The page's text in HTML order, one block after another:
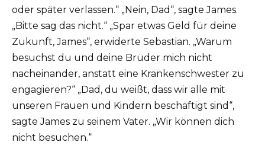
oder später verlassen.“ „Nein, Dad“, sagte James.
„Bitte sag das nicht.“ „Spar etwas Geld für deine
Zukunft, James“, erwiderte Sebastian. „Warum
besuchst du und deine Brüder mich nicht
nacheinander, anstatt eine Krankenschwester zu
engagieren?“ „Dad, du weißt, dass wir alle mit
unseren Frauen und Kindern beschäftigt sind“,
sagte James zu seinem Vater. „Wir können dich
nicht besuchen.“